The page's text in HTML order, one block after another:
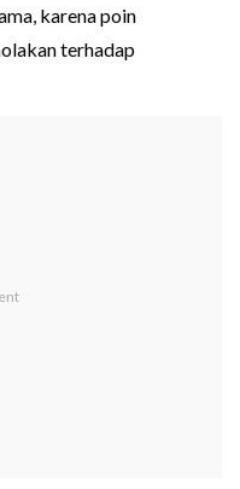
karena poin
terhadap